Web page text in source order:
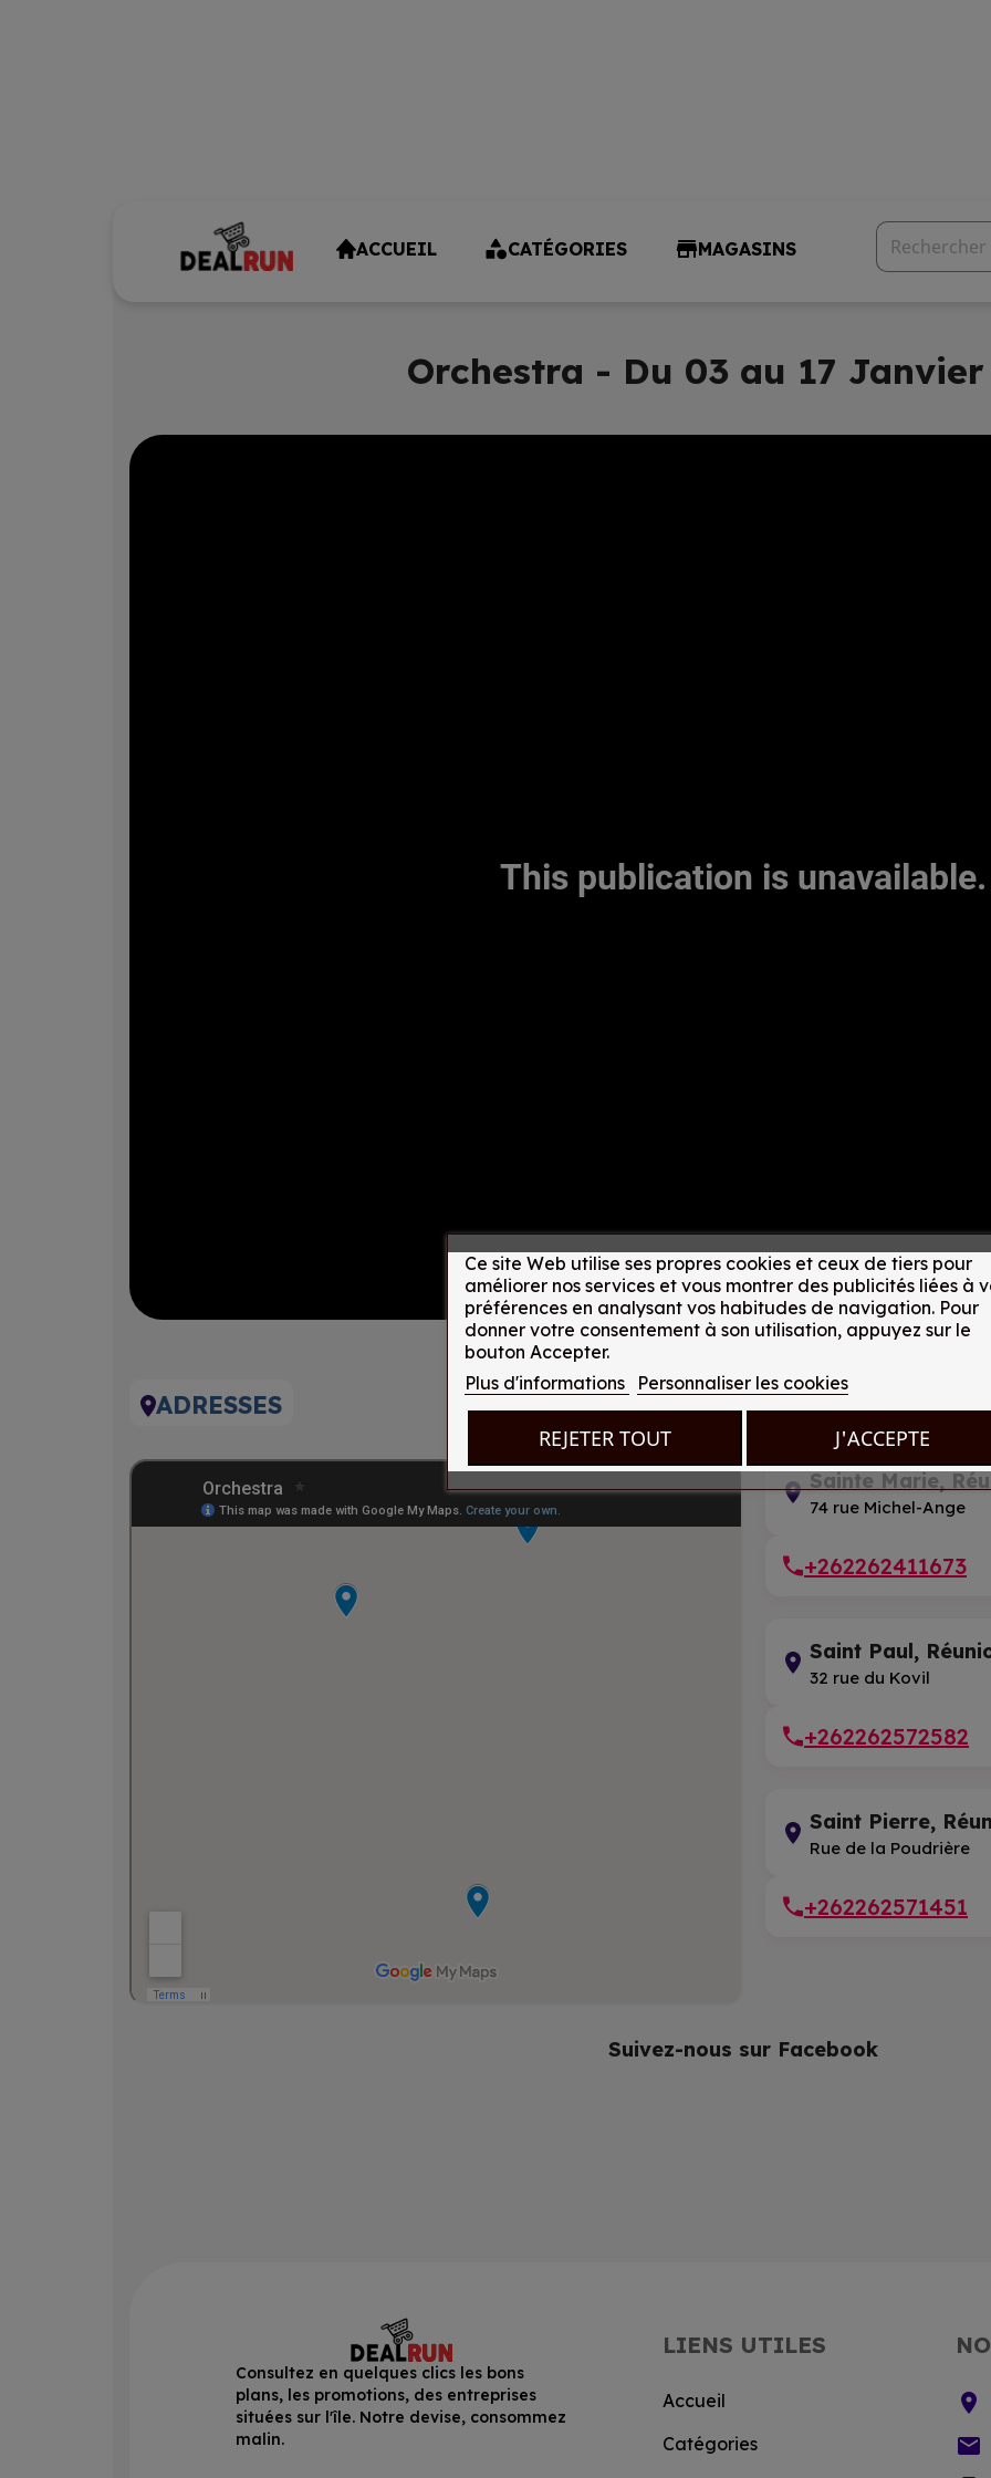
ACCUEIL CATÉGORIES MAGASINS
Orchestra - Du 03 au 17 Janvier
ADRESSES
Sainte Marie,
74 rue Michel-Ange
+262262411673
Saint Paul,
32 rue du Kovil
+262262572582
Saint Pierre,
Rue de la Poudrière
+262262571451
Suivez-nous sur Facebook
Ce site Web utilise ses propres cookies et ceux de tiers pour
améliorer nos services et vous montrer des publicités liées à
préférences en analysant vos habitudes de navigation. Pour
donner votre consentement à son utilisation, appuyez sur le
bouton Accepter.
Plus d'informations
Personnaliser les cookies
REJETER TOUT J'ACCEPTE
Consultez en quelques clics les bons
plans, les promotions, des entreprises
situées sur l'île. Notre devise, consommez
malin.
LIENS UTILES
Accueil
Catégories
location_on
email